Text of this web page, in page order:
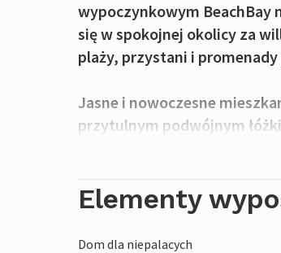
wypoczynkowym BeachBay
się w spokojnej okolicy za
plaży, przystani i
Jasne i nowoczesne
przytulnym podwójnym
miejsca można wyjść na
W apartamencie znajduje
Ray, telewizorem z płaskim
Elementy
Dom dla niepalacych